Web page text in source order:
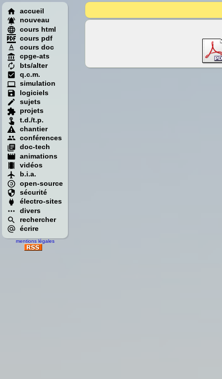
accueil
nouveau
cours html
cours pdf
cours doc
cpge-ats
bts/alter
q.c.m.
simulation
logiciels
sujets
projets
t.d./t.p.
chantier
conférences
doc-tech
animations
vidéos
b.i.a.
open-source
sécurité
électro-sites
divers
rechercher
écrire
mentions légales